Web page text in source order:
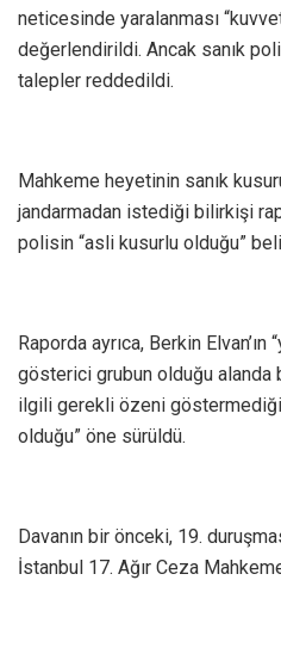
neticesinde yaralanması
değerlendirildi. Ancak sanık
talepler reddedildi.
Mahkeme heyetinin sanık
jandarmadan istediği bilirkişi
polisin “asli kusurlu olduğu”
Raporda ayrıca, Berkin
gösterici grubun olduğu alanda
ilgili gerekli özeni
olduğu” öne sürüldü.
Davanın bir önceki, 19.
İstanbul 17. Ağır Ceza